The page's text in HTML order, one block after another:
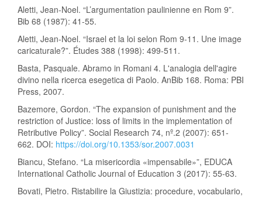
Aletti, Jean-Noel. “L’argumentation paulinienne en Rom 9”.
Bib 68 (1987): 41-55.
Aletti, Jean-Noel. “Israel et la loi selon Rom 9-11. Une image
caricaturale?”. Études 388 (1998): 499-511.
Basta, Pasquale. Abramo in Romani 4. L'analogia dell'agire
divino nella ricerca esegetica di Paolo. AnBib 168. Roma: PBI
Press, 2007.
Bazemore, Gordon. “The expansion of punishment and the
restriction of Justice: loss of limits in the implementation of
Retributive Policy”. Social Research 74, nº.2 (2007): 651-
662. DOI: https://doi.org/10.1353/sor.2007.0031
Biancu, Stefano. “La misericordia «impensabile»”, EDUCA
International Catholic Journal of Education 3 (2017): 55-63.
Bovati, Pietro. Ristabilire la Giustizia: procedure, vocabulario,